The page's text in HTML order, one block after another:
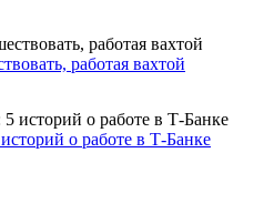
работая вахтой
о работе в Т-Банке